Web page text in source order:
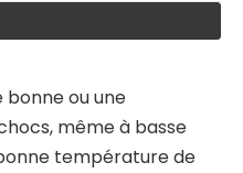
bonne ou une
même à basse
température de